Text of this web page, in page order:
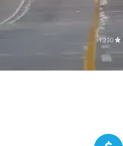
1.230